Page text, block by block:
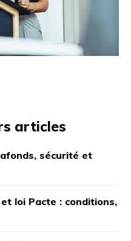
articles
sécurité et
loi Pacte : conditions,